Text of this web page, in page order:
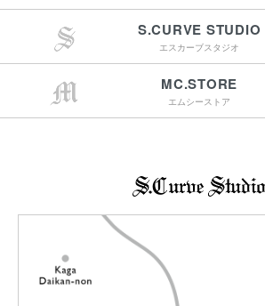
15:00までのご注文で
最短翌営業日配送
→詳しくはこちらへ
S.CURVE STUDIO
エスカーブスタジオ
MC.STORE
エムシーストア